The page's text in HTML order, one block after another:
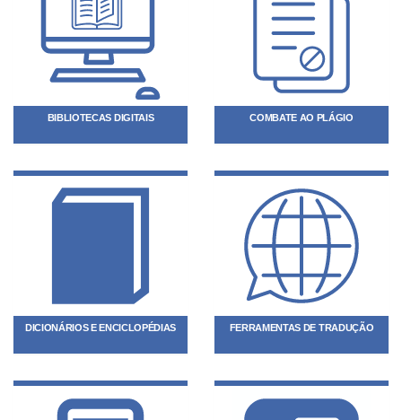
BIBLIOTECAS DIGITAIS COMBATE AO PLÁGIO
DICIONÁRIOS E ENCICLOPÉDIAS FERRAMENTAS DE TRADUÇÃO